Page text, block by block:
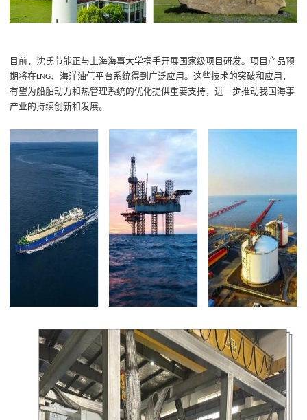
目前，沈氏节能正与上海海事大学携手开展国家级项目研发。项目产品预
期将在LNG、海洋油气平台系统得到广泛应用。这些技术的突破和应用，
有望为船舶动力和热管理系统的优化提供重要支持，进一步推动我国海事
产业的持续创新和发展。